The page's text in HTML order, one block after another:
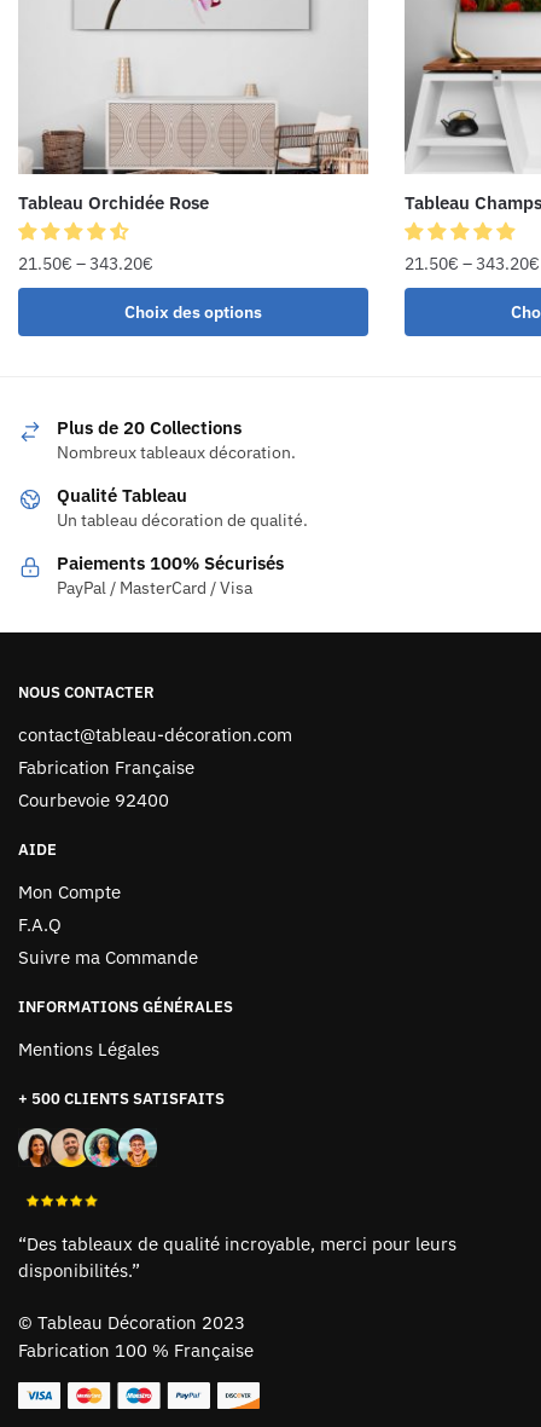
Tableau Orchidée Rose
21.50€ –343.20€
Choix des options
Tableau
21.50€ –343.20€
Plus de 20 Collections
Nombreux tableaux décoration.
Qualité Tableau
Un tableau décoration de qualité.
Paiements 100% Sécurisés
PayPal / MasterCard / Visa
NOUS CONTACTER
contact@tableau-décoration.com
Fabrication Française
Courbevoie 92400
AIDE
Mon Compte
F.A.Q
Suivre ma Commande
INFORMATIONS GÉNÉRALES
Mentions Légales
+ 500 CLIENTS SATISFAITS
“Des tableaux de qualité incroyable, merci pour leurs
disponibilités.”
© Tableau Décoration 2023
Fabrication 100 % Française